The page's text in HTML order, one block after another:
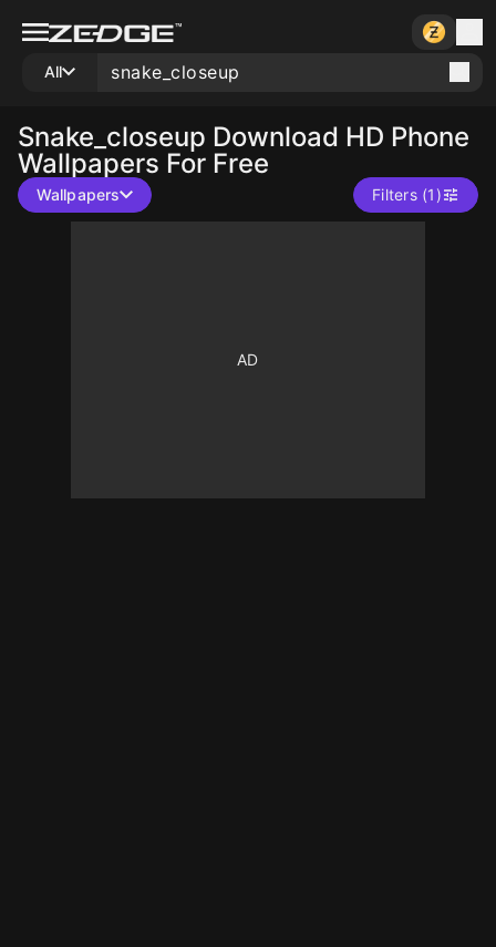
All
Snake_closeup Download HD Phone
Wallpapers For Free
Wallpapers Filters (1)
10 10